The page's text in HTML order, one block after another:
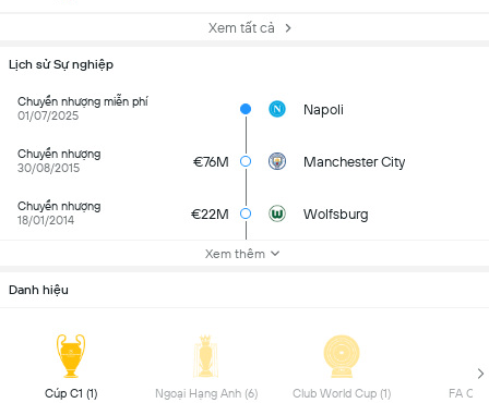
Xem tất cả
Lịch sử Sự nghiệp
Chuyển nhượng miễn phí
01/07/2025
Napoli
Chuyển nhượng
30/08/2015
€76M Manchester City
Chuyển nhượng
18/01/2014
€22M Wolfsburg
Xem thêm
Danh hiệu
Cúp C1 (1) Ngoại Hạng Anh (6) Club World Cup (1)